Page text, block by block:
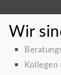
Wir
Kollegen